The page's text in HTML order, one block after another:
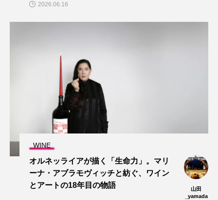
2026.06.16
WINE
オルネッライアが描く「生命力」。マリ
ーナ・アブラモヴィッチと紡ぐ、ワイン
とアートの18年目の物語
山田
_yamada